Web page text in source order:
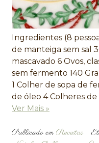
Ingredientes (8
de manteiga sem sal
mascavado 6 Ovos,
sem fermento 140
1 Colher de sopa de
de óleo 4 Colheres de
Ver Mais »
Publicado emReceitas